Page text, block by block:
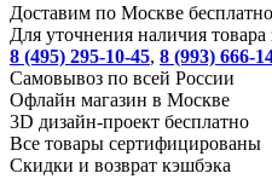
Доставим по Москве
Для уточнения наличия
8 (495) 295-10-45, 8 (993) 666-
Cамовывоз по всей России
Офлайн магазин в Москве
3D дизайн-проект бесплатно
Все товары сертифицированы
Скидки и возврат кэшбэка